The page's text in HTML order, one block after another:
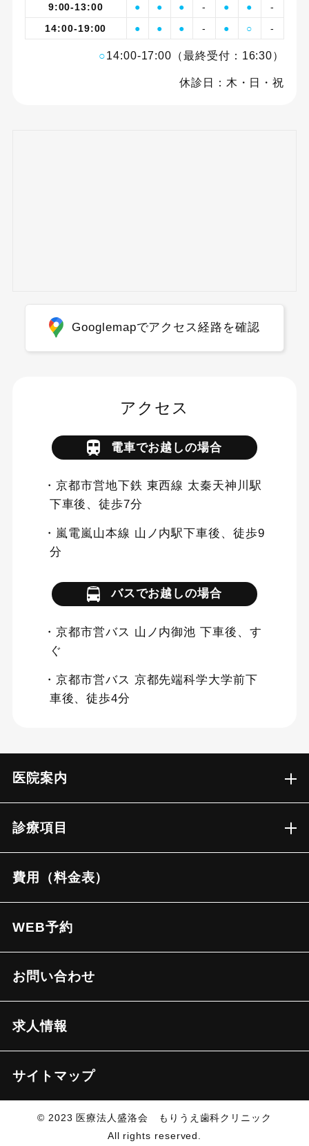
9:00-13:00
● ● ● - ● ●
-
14:00-19:00
● ● ● - ● ○ -
○14:00-17:00（最終受付：16:30）
休診日：木・日・祝
Googlemapでアクセス経路を確認
アクセス
電車でお越しの場合
・京都市営地下鉄 東西線 太秦天神川駅
下車後、徒歩7分
・嵐電嵐山本線 山ノ内駅下車後、徒歩9
分
バスでお越しの場合
・京都市営バス 山ノ内御池 下車後、す
ぐ
・京都市営バス 京都先端科学大学前下
車後、徒歩4分
医院案内
診療項目
費用（料金表）
WEB予約
お問い合わせ
求人情報
サイトマップ
© 2023 医療法人盛洛会 もりうえ歯科クリニック
All rights reserved.